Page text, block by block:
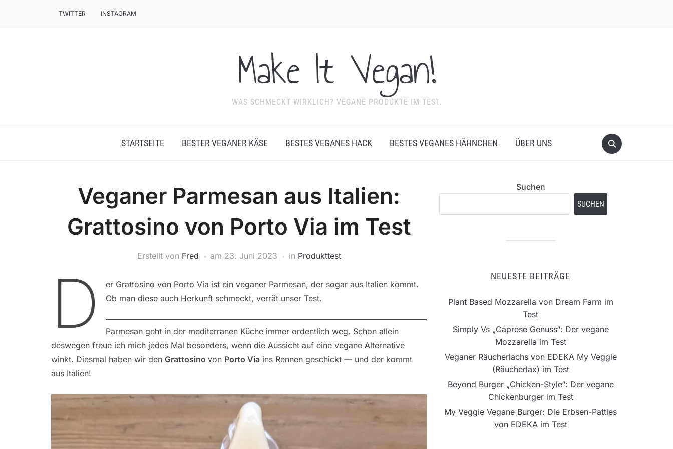
TWITTER INSTAGRAM
Make It Vegan!
WAS SCHMECKT WIRKLICH? VEGANE PRODUKTE IM TEST.
STARTSEITE BESTER VEGANER KÄSE BESTES VEGANES HACK BESTES VEGANES HÄHNCHEN ÜBER UNS
Veganer Parmesan aus Italien:
Grattosino von Porto Via im Test
Erstellt von Fred am 23. Juni 2023 in Produkttest
D
er Grattosino von Porto Via ist ein veganer Parmesan, der sogar aus Italien kommt.
Ob man diese auch Herkunft schmeckt, verrät unser Test.
Parmesan geht in der mediterranen Küche immer ordentlich weg. Schon allein
deswegen freue ich mich jedes Mal besonders, wenn die Aussicht auf eine vegane Alternative
winkt. Diesmal haben wir den Grattosino von Porto Via ins Rennen geschickt — und der kommt
aus Italien!
Suchen
SUCHEN
NEUESTE BEITRÄGE
Plant Based Mozzarella von Dream Farm im
Test
Simply Vs „Caprese Genuss“: Der vegane
Mozzarella im Test
Veganer Räucherlachs von EDEKA My Veggie
(Räucherlax) im Test
Beyond Burger „Chicken-Style“: Der vegane
Chickenburger im Test
My Veggie Vegane Burger: Die Erbsen-Patties
von EDEKA im Test